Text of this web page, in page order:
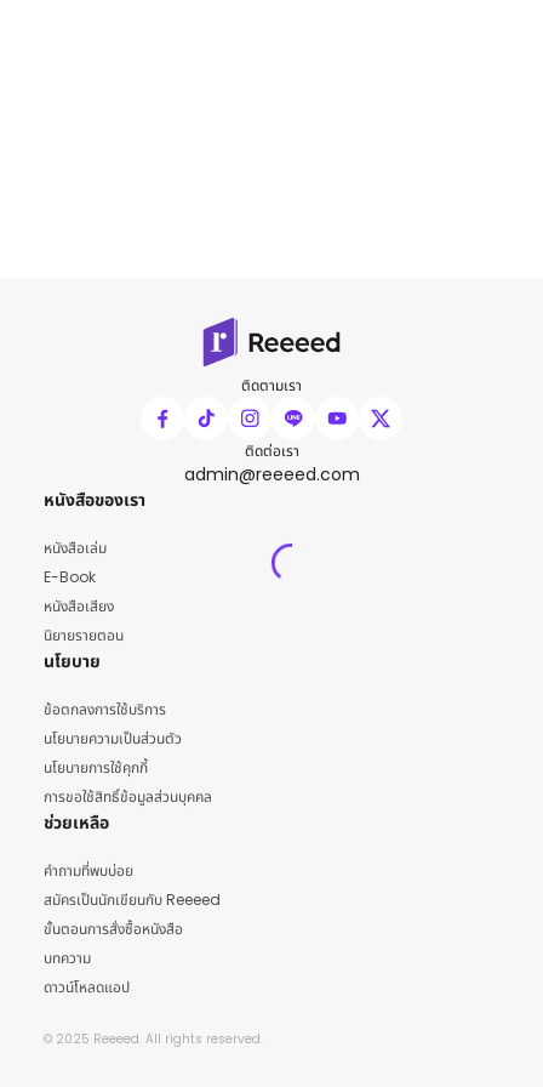
ติดตามเรา
ติดต่อเรา
admin@reeeed.com
หนังสือของเรา
หนังสือเล่ม
E-Book
หนังสือเสียง
นิยายรายตอน
นโยบาย
ข้อตกลงการใช้บริการ
นโยบายความเป็นส่วนตัว
นโยบายการใช้คุกกี้
การขอใช้สิทธิ์ข้อมูลส่วนบุคคล
ช่วยเหลือ
คำถามที่พบบ่อย
สมัครเป็นนักเขียนกับ Reeeed
ขั้นตอนการสั่งซื้อหนังสือ
บทความ
ดาวน์โหลดแอป
© 2025 Reeeed. All rights reserved.